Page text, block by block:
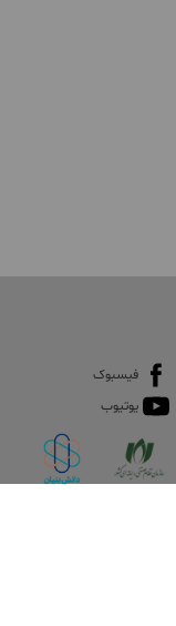
فیسبوک
یوتیوب